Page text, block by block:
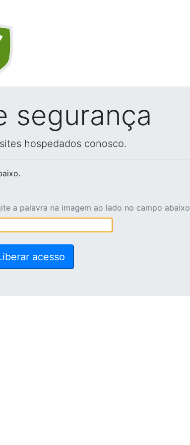
segurança
hospedados conosco.
a palavra na imagem ao lado no campo abaixo